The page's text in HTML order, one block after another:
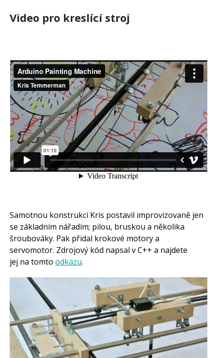
Video pro kreslící stroj
Samotnou konstrukci Kris postavil improvizovaně jen
se základním nářadím; pilou, bruskou a několika
šroubováky. Pak přidal krokové motory a
servomotor. Zdrojový kód napsal v C++ a najdete
jej na tomto odkazu.